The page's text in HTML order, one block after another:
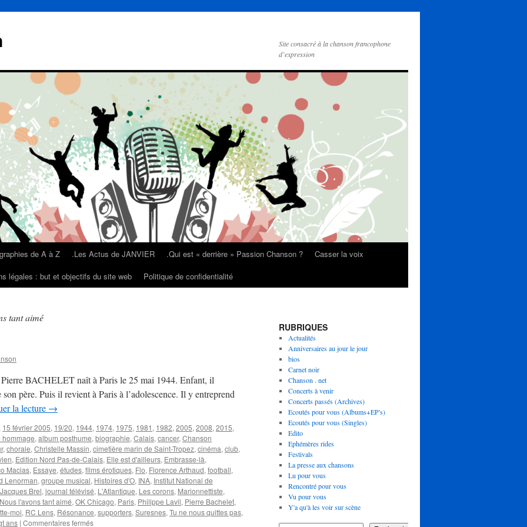
Site consacré à la chanson francophone
d’expression
de A à Z .Les Actus de JANVIER .Qui est « derrière » Passion Chanson ?
Casser la voix
légales : but et objectifs du site web Politique de confidentialité
tant aimé
BACHELET naît à Paris le 25 mai 1944. Enfant, il
père. Puis il revient à Paris à l’adolescence. Il y entreprend
la lecture →
15 février 2005, 19/20, 1944, 1974, 1975, 1981 , 1982, 2005, 2008, 2015,
hommage, album posthume, biographie, Calais, cancer, Chanson
, chorale, Christelle Massin, cimetière marin de Saint-Tropez, cinéma, club,
, Edition Nord Pas-de-Calais, Elle est d'ailleurs, Embrasse-là,
Macias, Essaye, études, films érotiques, Flo, Florence Arthaud, football,
Lenorman, groupe musical, Histoires d'O, INA, Institut National de
Jacques Brel, journal télévisé, L'Atlantique, Les corons, Marionnettiste,
Nous l'avons tant aimé, OK Chicago, Paris, Philippe Lavil, Pierre Bachelet,
moi, RC Lens, Résonance, supporters, Suresnes, Tu ne nous quittes pas,
ans | Commentaires ferméssur
RUBRIQUES
Actualités
Anniversaires au jour le jour
bios
Carnet noir
Chanson . net
Concerts à venir
Concerts passés (Archives)
Ecoutés pour vous (Albums+EP's)
Ecoutés pour vous (Singles)
Edito
Ephémères rides
Festivals
La presse aux chansons
Lu pour vous
Rencontré pour vous
Vu pour vous
Y'a qu'à les voir sur scène